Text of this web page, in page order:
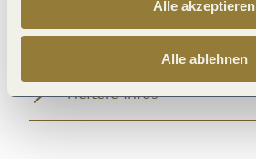
Alle akzeptieren
Alle ablehnen
Betten & Zimmer
Weitere Infos